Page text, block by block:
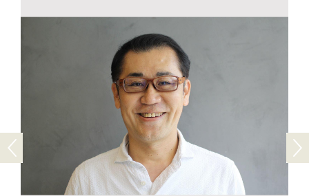
Previous Next